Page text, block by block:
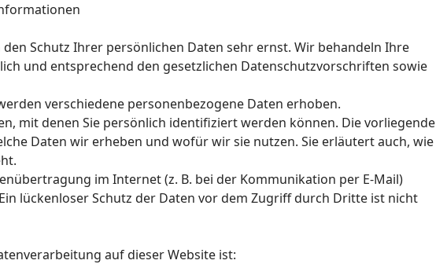
Schutz Ihrer persönlichen Daten sehr ernst. Wir behandeln Ihre
und entsprechend den gesetzlichen Datenschutzvorschriften sowie
verschiedene personenbezogene Daten erhoben.
mit denen Sie persönlich identifiziert werden können. Die vorliegende
Daten wir erheben und wofür wir sie nutzen. Sie erläutert auch, wie
im Internet (z. B. bei der Kommunikation per E-Mail)
lückenloser Schutz der Daten vor dem Zugriff durch Dritte ist nicht
auf dieser Website ist: